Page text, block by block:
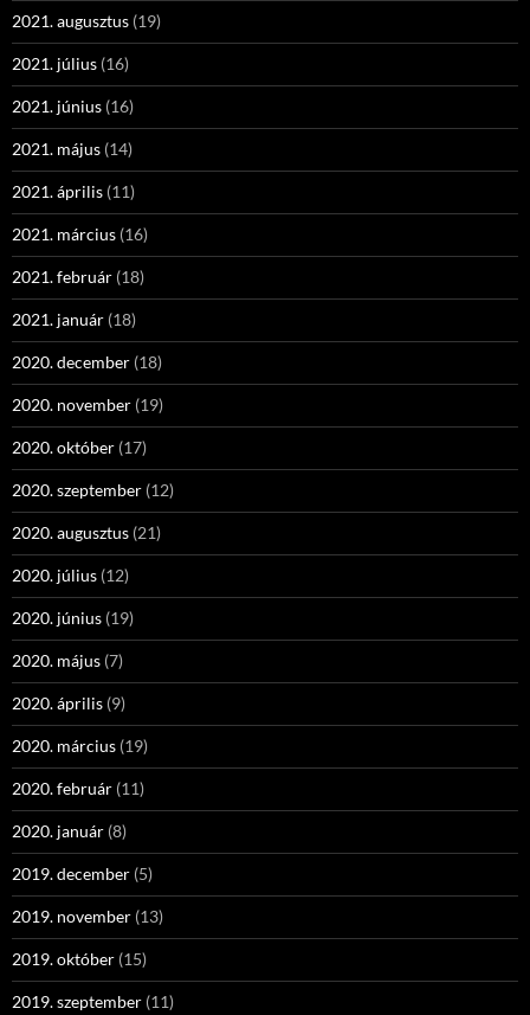
2021. augusztus (19)
2021. július (16)
2021. június (16)
2021. május (14)
2021. április (11)
2021. március (16)
2021. február (18)
2021. január (18)
2020. december (18)
2020. november (19)
2020. október (17)
2020. szeptember (12)
2020. augusztus (21)
2020. július (12)
2020. június (19)
2020. május (7)
2020. április (9)
2020. március (19)
2020. február (11)
2020. január (8)
2019. december (5)
2019. november (13)
2019. október (15)
2019. szeptember (11)